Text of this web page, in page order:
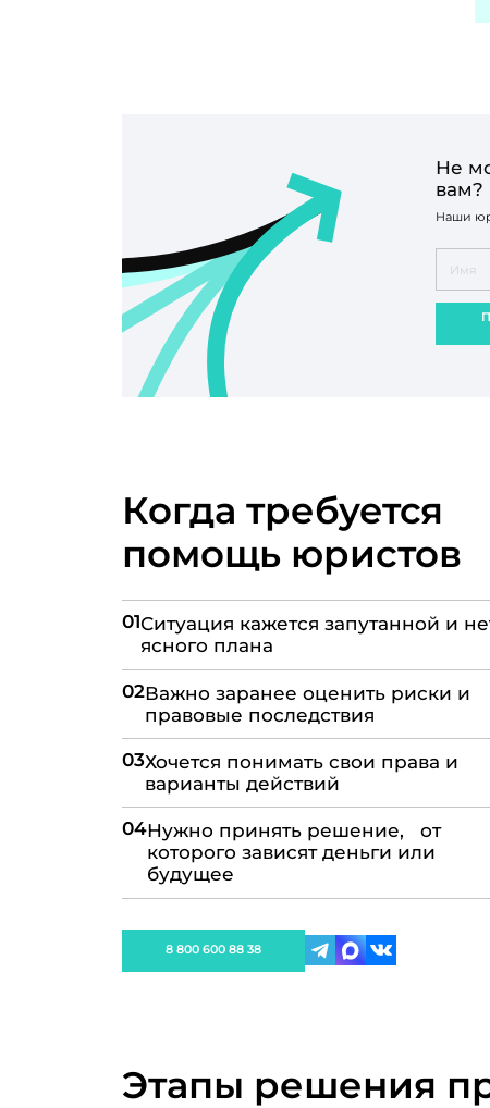
Не
вам?
Наши
Когда требуется
помощь юристов
01Ситуация кажется запутанной и
ясного плана
02Важно заранее оценить риски и
правовые последствия
03Хочется понимать свои права и
варианты действий
04Нужно принять решение, от
которого зависят деньги или
будущее
8 800 600 88 38
Этапы решения